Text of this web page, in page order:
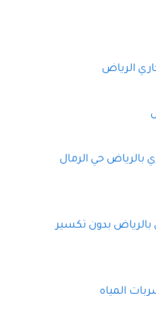
بالرياض حي الرمال
بدون تكسير
المياه